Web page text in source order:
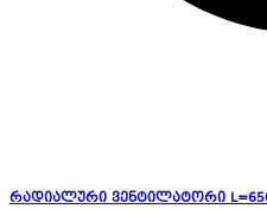
რადიალური ვენტილატორი